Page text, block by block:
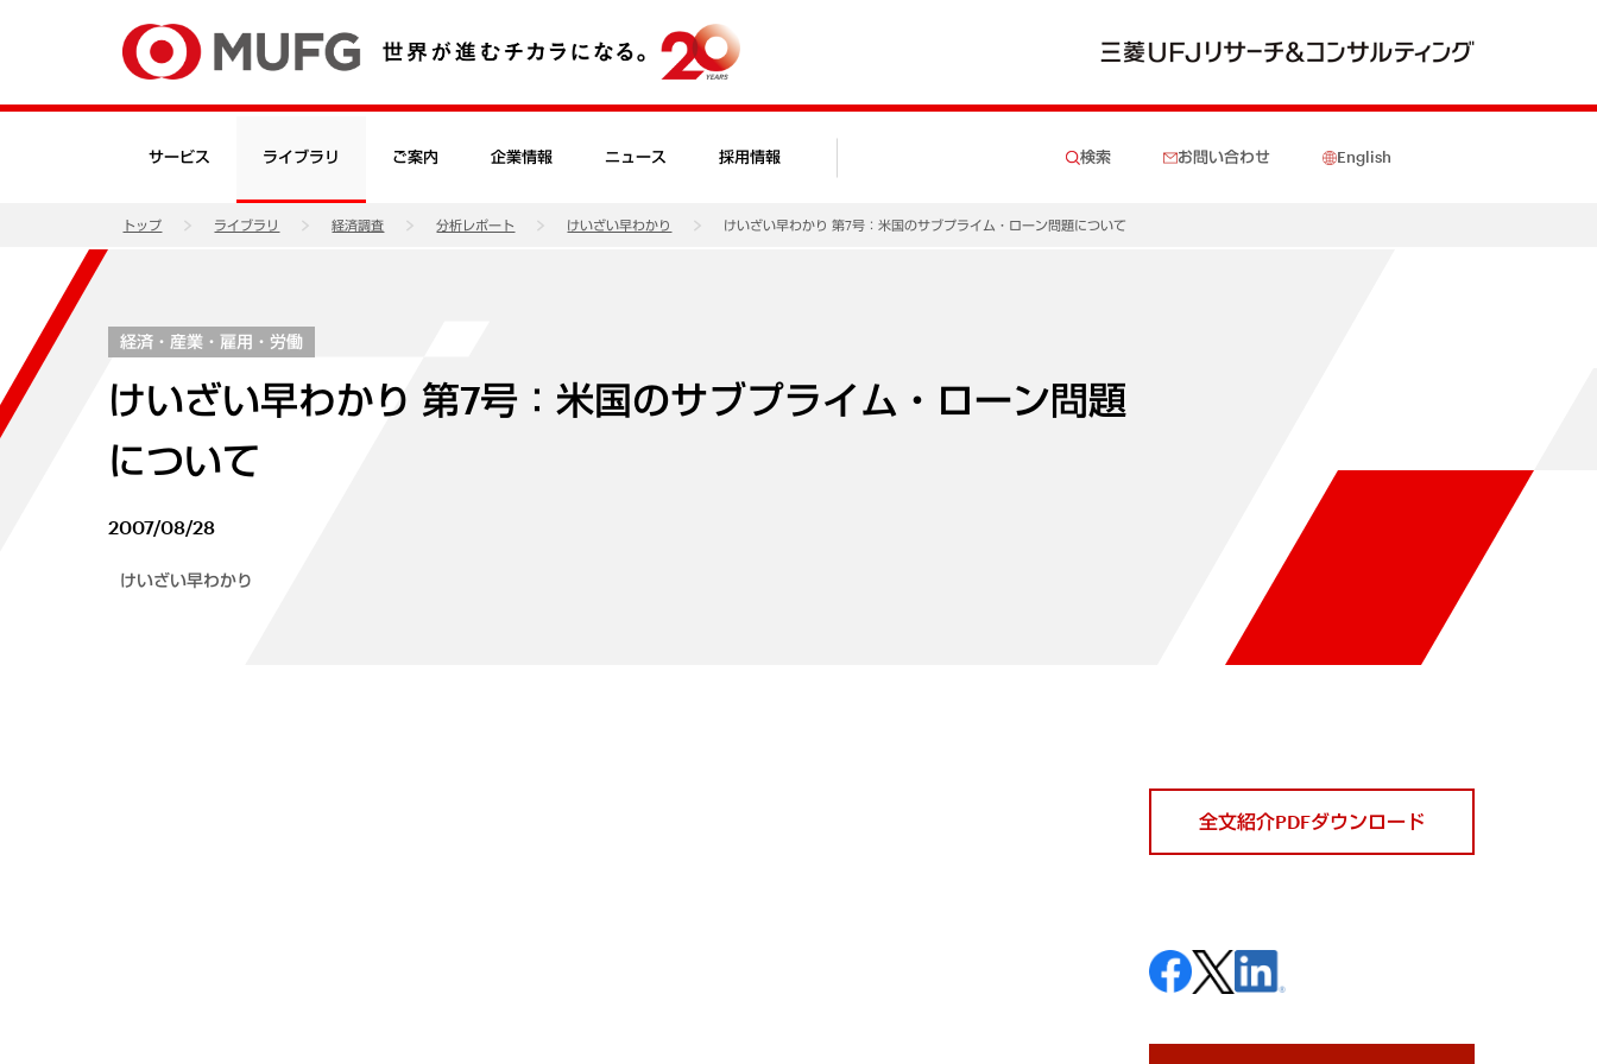
サービス ライブラリ ご案内 企業情報 ニュース 採用情報 検索 お問い合わせ English
トップ ライブラリ 経済調査 分析レポート けいざい早わかり けいざい早わかり 第7号：米国のサブプライム・ローン問題について
経済・産業・雇用・労働
けいざい早わかり 第7号：米国のサブプライム・ローン問題
について
2007/08/28
けいざい早わかり
全文紹介PDFダウンロード